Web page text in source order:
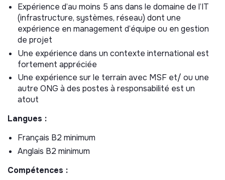
Être responsable de la stratégie IT des missions de
son portfolio :
Supporter les coordinations de chaque mission de
son portfolio sur la définition, la mise à jour et
l’implémentation d’un dispositif IT dans toutes ses
composantes.
Analyser les problématiques IT spécifiques des pays
dont il a la charge, identifier les risques et mettre en
place des mesures de mitigation.
Réaliser une veille des contraintes pays pour
Identifier les opportunités d’amélioration du dispositif
IT et assister la prise de décision en tenant compte
des impacts opérationnels et budgétaires.
Expérience d’au moins 5 ans dans le domaine de l’IT
(infrastructure, systèmes, réseau) dont une
expérience en management d’équipe ou en gestion
de projet
Une expérience dans un contexte international est
fortement appréciée
Une expérience sur le terrain avec MSF et/ ou une
autre ONG à des postes à responsabilité est un
atout
Langues :
Français B2 minimum
Anglais B2 minimum
Compétences :